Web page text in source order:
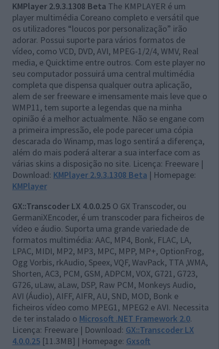
KMPlayer 2.9.3.1308 Beta The KMPLAYER é um
player multimédia Coreano completo e versátil que
os utilizadores “loucos por personalização” irão
adorar. Possui suporte para vários formatos de
vídeo, como VCD, DVD, AVI, MPEG-1/2/4, WMV, Real
media, e Quicktime entre outros. Com este player no
seu computador possuirá uma central multimédia
completa que dispensa qualquer outra aplicação,
alem de ser freeware e imensamente mais leve que o
WMP11, tem suporte a legendas que na minha
opinião é a melhor actualmente. Não se engane com
a primeira impressão, ele pode parecer uma cópia
descarada do Winamp, mas logo sentirá a diferença,
além do mais poderá alterar a sua interface com as
várias skins a disposição no site. Licença: Freeware |
Download: KMPlayer 2.9.3.1308 Beta | Homepage:
KMPlayer
GX::Transcoder LX 4.0.0.25 O GX Transcoder, ou
GermaniXEncoder, é um transcoder para ficheiros de
vídeo e áudio. Suporta uma grande variedade de
formatos multimédia: AAC, MP4, Bonk, FLAC, LA,
LPAC, MIDI, MP2, MP3, MPC, MPP, MP+, OptionFrog,
Ogg Vorbis, rkAudio, Speex, VQF, WavPack, TTA ,WMA,
Shorten, AC3, PCM, GSM, ADPCM, VOX, G721, G723,
G726, uLaw, aLaw, DSP, Raw PCM, Monkeys Audio,
AVI (Áudio), AIFF, AIFR, AU, SND, MOD, Bonk e
ficheiros vídeo como MPEG1, MPEG2 e AVI. Necessita
de ter instalado o Microsoft .NET Framework 2.0.
Licença: Freeware | Download: GX::Transcoder LX
4.0.0.25 [11.3MB] | Homepage: Gxsoft